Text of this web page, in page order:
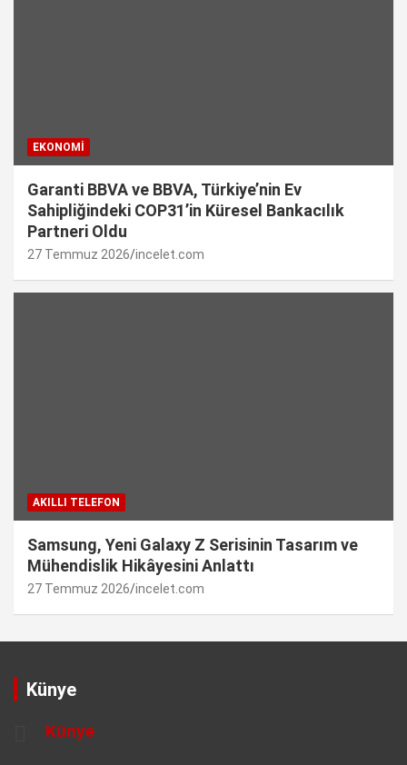
EKONOMI
Garanti BBVA ve BBVA, Türkiye’nin Ev
Sahipliğindeki COP31’in Küresel Bankacılık
Partneri Oldu
27 Temmuz 2026 incelet.com
AKILLI TELEFON
Samsung, Yeni Galaxy Z Serisinin Tasarım ve
Mühendislik Hikâyesini Anlattı
27 Temmuz 2026 incelet.com
Künye
Künye